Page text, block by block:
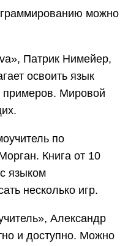
можно
Патрик Нимейер,
освоить язык
Мировой
по
Книга от 10
языком
несколько игр.
Александр
и доступно. Можно